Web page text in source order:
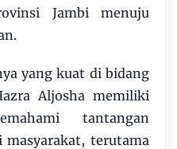
Jambi menuju
yang kuat di bidang
Aljosha memiliki
tantangan
terutama